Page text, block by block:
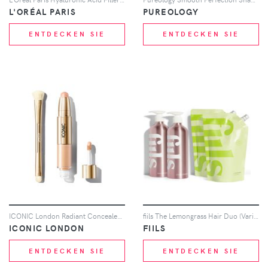
L'ORÉAL PARIS
ENTDECKEN SIE
PUREOLOGY
ENTDECKEN SIE
ICONIC LONDON
ENTDECKEN SIE
FIILS
ENTDECKEN SIE